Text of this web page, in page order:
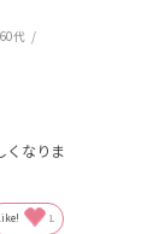
60代
くなりま
1